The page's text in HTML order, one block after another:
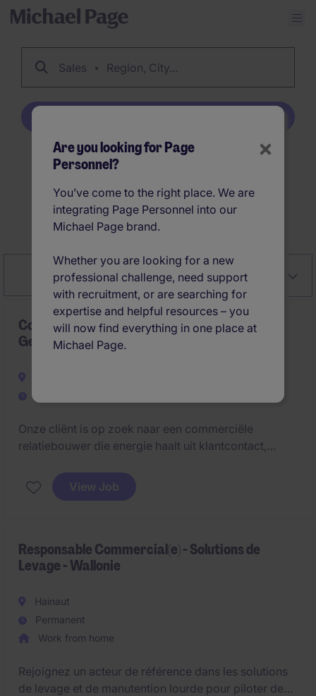
×
Are you looking for Page
Personnel?
You’ve come to the right place. We are
integrating Page Personnel into our
Michael Page brand.
Whether you are looking for a new
professional challenge, need support
with recruitment, or are searching for
expertise and helpful resources – you
will now find everything in one place at
Michael Page.
Sales Region, City...
333 Sales jobs
Create Job Alert
Relevancy
CloseFilter
Commercial Inside Sales Specialist - Chemie -
Gent
Onze cliënt is op zoek naar een commerciële
relatiebouwer die energie haalt uit klantcontact,
ben je de spil tussen klanten en interne afdelingen en
draag je rechtstreeks bij aan groei en
View Job
Responsable Commercial(e) - Solutions de
Levage - Wallonie
Hainaut
Permanent
Work from home
Rejoignez un acteur de référence dans les solutions
de levage et de manutention lourde pour piloter des